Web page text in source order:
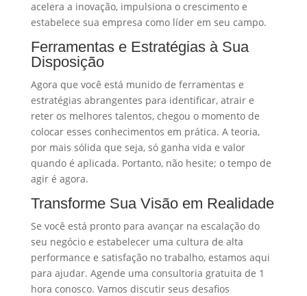
acelera a inovação, impulsiona o crescimento e
estabelece sua empresa como líder em seu campo.
Ferramentas e Estratégias à Sua
Disposição
Agora que você está munido de ferramentas e
estratégias abrangentes para identificar, atrair e
reter os melhores talentos, chegou o momento de
colocar esses conhecimentos em prática. A teoria,
por mais sólida que seja, só ganha vida e valor
quando é aplicada. Portanto, não hesite; o tempo de
agir é agora.
Transforme Sua Visão em Realidade
Se você está pronto para avançar na escalação do
seu negócio e estabelecer uma cultura de alta
performance e satisfação no trabalho, estamos aqui
para ajudar. Agende uma consultoria gratuita de 1
hora conosco. Vamos discutir seus desafios